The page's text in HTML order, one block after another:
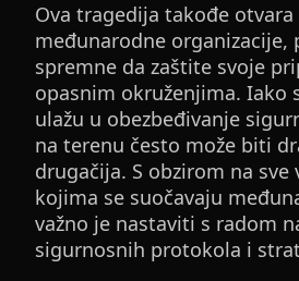
Ova tragedija takođe
međunarodne organizacije,
spremne da zaštite svoje
opasnim okruženjima. Iako
ulažu u obezbeđivanje
na terenu često može biti
drugačija. S obzirom na sve
kojima se suočavaju
važno je nastaviti s radom
sigurnosnih protokola i